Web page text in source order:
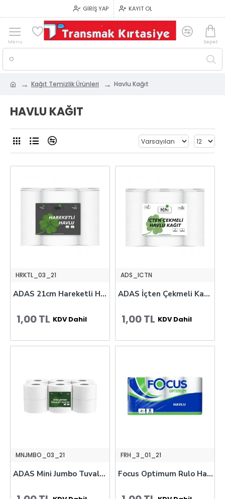
GIRIŞ YAP KAYIT OL
Kağıt Temizlik Ürünleri Havlu Kağıt
HAVLU KAĞIT
HRKTL_03_21
ADAS 21cm Hareketli Havlu
1,00 TL KDV Dahil
ADS_ICTN
ADAS İçten Çekmeli Kağıt Havlu
1,00 TL KDV Dahil
MNJMBO_03_21
ADAS Mini Jumbo Tuvalet Kağıdı
FRH_3_01_21
Focus Optimum Rulo Havlu 8’li Çift Katlı